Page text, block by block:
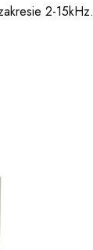
2-15kHz.